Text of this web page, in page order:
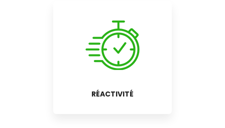
RÉACTIVITÉ